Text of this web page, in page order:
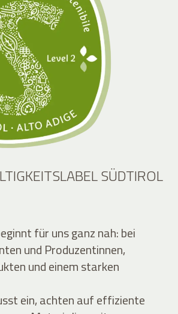
SÜDTIROL
für uns ganz nah: bei
und Produzentinnen,
und einem starken
ein, achten auf effiziente